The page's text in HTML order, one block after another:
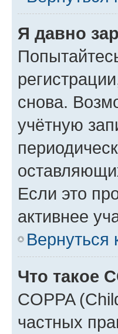
Я давно
снова.
учётную
Если это
активнее
Вернуться
Что такое
COPPA
частных